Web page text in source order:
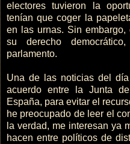
electores tuvieron la
tenían que coger la
en las urnas. Sin
su derecho
parlamento.
Una de las noticias del
acuerdo entre la Junta
España, para evitar el
he preocupado de leer el
la verdad, me interesan ya
hacen entre políticos de